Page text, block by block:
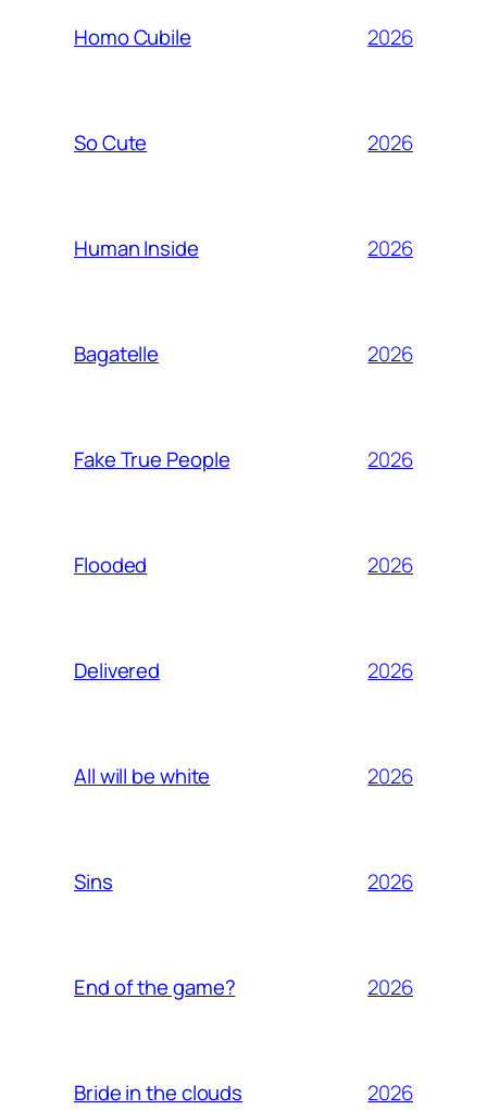
Homo Cubile 2026
So Cute 2026
Human Inside 2026
Bagatelle 2026
Fake True People 2026
Flooded 2026
Delivered 2026
All will be white 2026
Sins 2026
End of the game? 2026
Bride in the clouds 2026